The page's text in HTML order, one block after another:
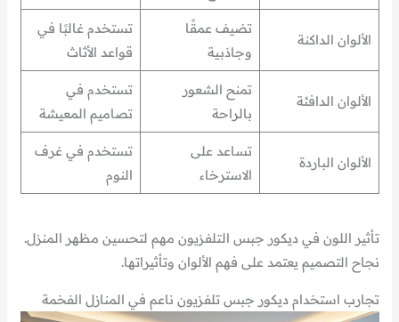
الألوان الداكنة
تضيف عمقًا
وجاذبية
تستخدم غالبًا في
قواعد الأثاث
الألوان الدافئة
تمنح الشعور
بالراحة
تستخدم في
تصاميم المعيشة
الألوان الباردة
تساعد على
الاسترخاء
تستخدم في غرف
النوم
تأثير اللون في ديكور جبس التلفزيون مهم لتحسين مظهر المنزل.
نجاح التصميم يعتمد على فهم الألوان وتأثيراتها.
تجارب استخدام ديكور جبس تلفزيون ناعم في المنازل الفخمة